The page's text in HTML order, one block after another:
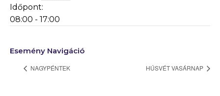
Időpont:
08:00 - 17:00
Esemény Navigáció
NAGYPÉNTEK HÚSVÉT VASÁRNAP